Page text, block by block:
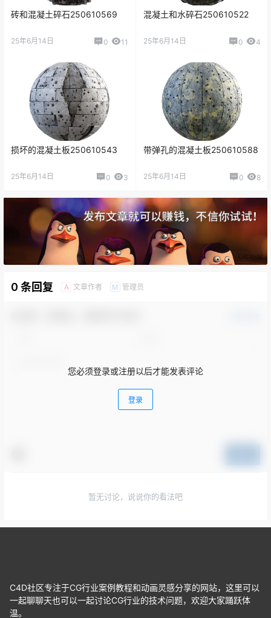
砖和混凝土碎石250610569
25年6月14日 0 11
混凝土和水碎石250610522
25年6月14日 0 4
损坏的混凝土板250610543
25年6月14日 0 3
带弹孔的混凝土板250610588
25年6月14日 0 8
0 条回复 A 文章作者 M 管理员
您必须登录或注册以后才能发表评论
登录
暂无讨论，说说你的看法吧
C4D社区专注于CG行业案例教程和动画灵感分享的网站，这里可以
一起聊聊天也可以一起讨论CG行业的技术问题，欢迎大家踊跃体
温。